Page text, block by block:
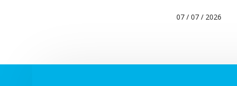
07 / 07 / 2026